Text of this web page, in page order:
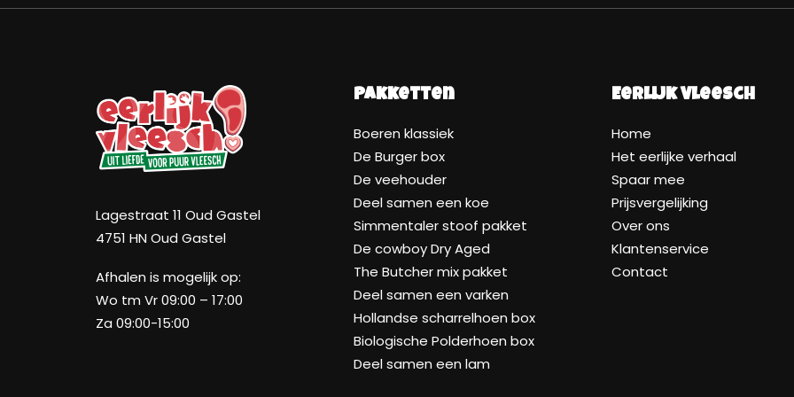
Lagestraat 11 Oud Gastel
4751 HN Oud Gastel
Afhalen is mogelijk op:
Wo tm Vr 09:00 – 17:00
Za 09:00-15:00
Pakketten
Boeren klassiek
De Burger box
De veehouder
Deel samen een koe
Simmentaler stoof pakket
De cowboy Dry Aged
The Butcher mix pakket
Deel samen een varken
Hollandse scharrelhoen box
Biologische Polderhoen box
Deel samen een lam
Eerlijk Vleesch
Home
Het eerlijke verhaal
Spaar mee
Prijsvergelijking
Over ons
Klantenservice
Contact